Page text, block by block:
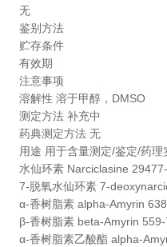
无
鉴别方法
贮存条件
有效期
注意事项
溶解性 溶于甲醇，DMSO
测定方法 补充中
药典测定方法 无
用途 用于含量测定/鉴定/药理
水仙环素 Narciclasine
7-脱氧水仙环素 7-
α-香树脂素 alpha-Amyrin
β-香树脂素 beta-Amyrin
α-香树脂素乙酸酯 alpha-